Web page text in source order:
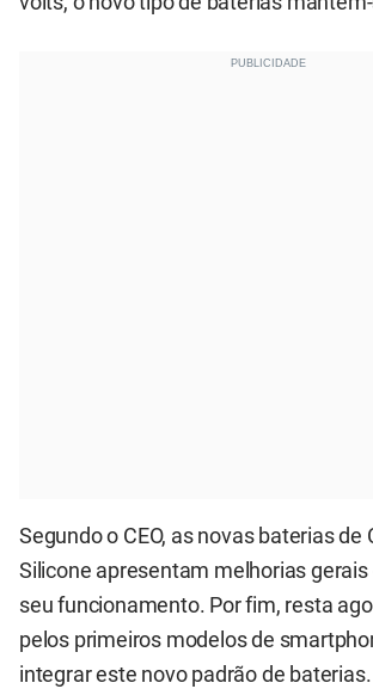
Segundo o CEO, as novas baterias de
Silicone apresentam melhorias gerais
seu funcionamento. Por fim, resta
pelos primeiros modelos de
integrar este novo padrão de baterias.